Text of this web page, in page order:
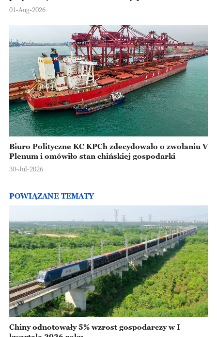
Europejskiej
01-Aug-2026
Biuro Polityczne KC KPCh zdecydowało o zwołaniu V
Plenum i omówiło stan chińskiej gospodarki
30-Jul-2026
POWIĄZANE TEMATY
Chiny odnotowały 5% wzrost gospodarczy w I